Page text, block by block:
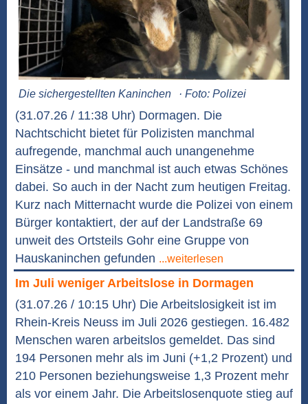
Die sichergestellten Kaninchen · Foto: Polizei
(31.07.26 / 11:38 Uhr) Dormagen. Die
Nachtschicht bietet für Polizisten manchmal
aufregende, manchmal auch unangenehme
Einsätze - und manchmal ist auch etwas Schönes
dabei. So auch in der Nacht zum heutigen Freitag.
Kurz nach Mitternacht wurde die Polizei von einem
Bürger kontaktiert, der auf der Landstraße 69
unweit des Ortsteils Gohr eine Gruppe von
Hauskaninchen gefunden ...weiterlesen
Im Juli weniger Arbeitslose in Dormagen
(31.07.26 / 10:15 Uhr) Die Arbeitslosigkeit ist im
Rhein-Kreis Neuss im Juli 2026 gestiegen. 16.482
Menschen waren arbeitslos gemeldet. Das sind
194 Personen mehr als im Juni (+1,2 Prozent) und
210 Personen beziehungsweise 1,3 Prozent mehr
als vor einem Jahr. Die Arbeitslosenquote stieg auf